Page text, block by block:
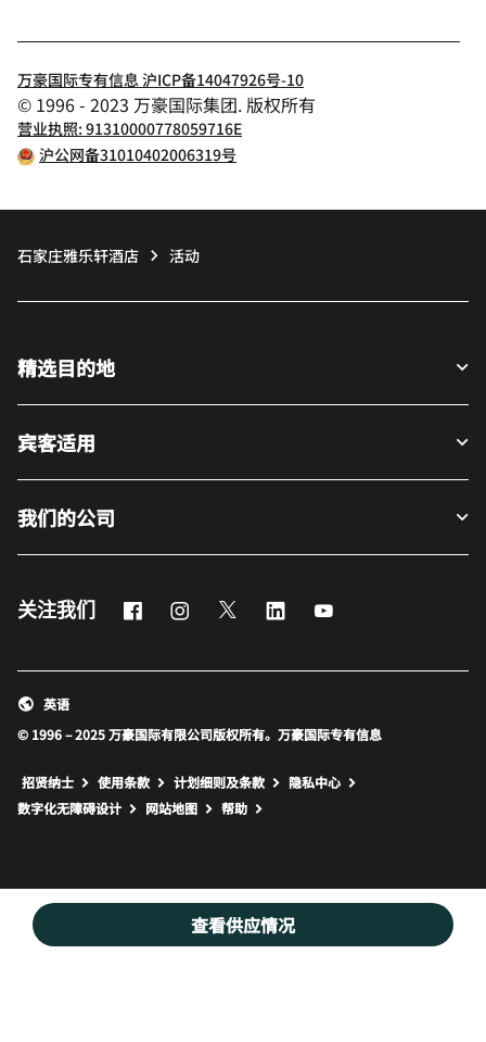
查看供应情况
万豪国际专有信息 沪ICP备14047926号-10
© 1996 - 2023 万豪国际集团. 版权所有
营业执照: 91310000778059716E
沪公网备31010402006319号
石家庄雅乐轩酒店 活动
精选目的地
宾客适用
我们的公司
关注我们 FacebookInstagram
Twitter LinkedIn
© 1996 – 2025 万豪国际有限公司版权所有。万豪国际专有信息
英语
招贤纳士 使用条款 计划细则及条款
隐私中心
数字化无障碍设计
网站地图 打开新窗口
帮助